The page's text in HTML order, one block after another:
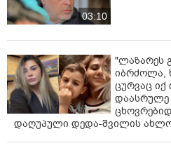
03:10
"ლაზარეს
იბრძოლა,
ცურვაც იქ
დაღუპული დედა-შვილის